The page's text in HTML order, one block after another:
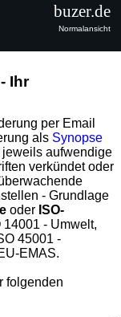
Ihr
per Email
als Synopse
jeweils aufwendige
verkündet oder
- Grundlage
oder ISO-
14001 - Umwelt,
45001 -
EMAS.
folgenden
buzer.de
Normalansicht